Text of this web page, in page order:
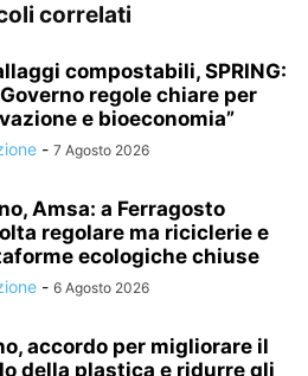
correlati
compostabili, SPRING:
Governo regole chiare per
e bioeconomia”
- 7 Agosto 2026
Amsa: a Ferragosto
regolare ma riciclerie e
ecologiche chiuse
- 6 Agosto 2026
accordo per migliorare il
della plastica e ridurre gli